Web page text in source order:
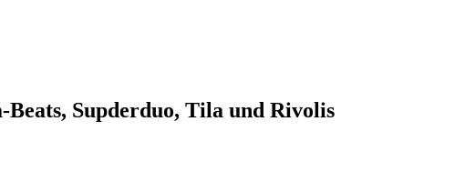
Beats, Supderduo, Tila und Rivolis